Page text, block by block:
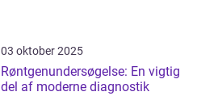
03 oktober 2025
Røntgenundersøgelse: En vigtig
del af moderne diagnostik